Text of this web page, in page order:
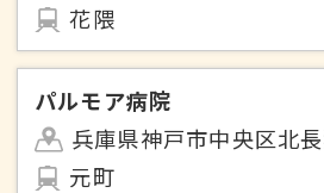
花隈
パルモア病院
兵庫県神戸市中央区北
元町